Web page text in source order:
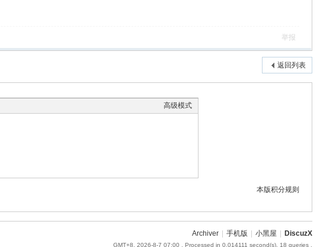
举报
返回列表
高级模式
本版积分规则
Archiver 手机版 小黑屋 DiscuzX
GMT+8, 2026-8-7 07:00 , Processed in 0.014111 second(s), 18 queries .